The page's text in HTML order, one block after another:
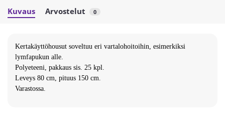
Kuvaus Arvostelut 0
Kertakäyttöhousut soveltuu eri vartalohoitoihin, esimerkiksi
lymfapukun alle.
Polyeteeni, pakkaus sis. 25 kpl.
Leveys 80 cm, pituus 150 cm.
Varastossa.